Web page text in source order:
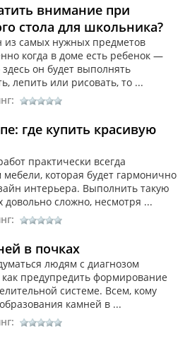
внимание при
стола для школьника?
самых нужных предметов
когда в доме есть ребенок —
он будет выполнять
лепить или рисовать, то ...
где купить красивую
практически всегда
которая будет гармонично
интерьера. Выполнить такую
довольно сложно, несмотря ...
в почках
людям с диагнозом
предупредить формирование
системе. Всем, кому
камней в ...